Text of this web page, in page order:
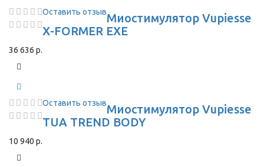
Оставить отзывМиостимулятор Vupiesse
X-FORMER EXE
36 636 р.
Оставить отзывМиостимулятор Vupiesse
TUA TREND BODY
10 940 р.